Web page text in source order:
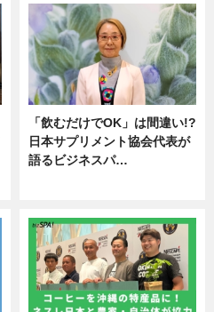
「飲むだけでOK」は間違い!?
日本サプリメント協会代表が
語るビジネスパ…